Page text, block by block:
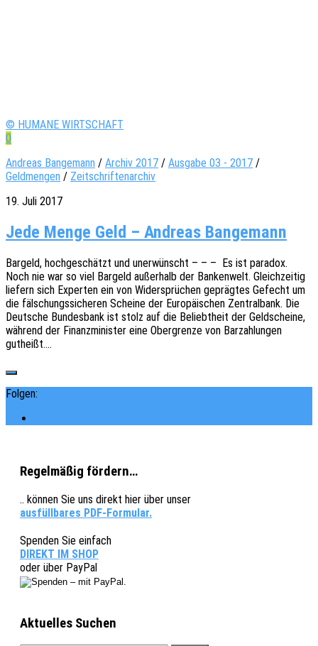
© HUMANE WIRTSCHAFT
0
Andreas Bangemann / Archiv 2017 / Ausgabe 03 - 2017 /
Geldmengen / Zeitschriftenarchiv
19. Juli 2017
Jede Menge Geld – Andreas Bangemann
Bargeld, hoch­ge­schätzt und uner­wünscht – – – Es ist para­dox.
Noch nie war so viel Bargeld außer­halb der Banken­welt. Gleich­zei­tig
liefern sich Exper­ten ein von Wider­sprü­chen gepräg­tes Gefecht um
die fälschungs­si­che­ren Schei­ne der Euro­päi­schen Zentral­bank. Die
Deut­sche Bundes­bank ist stolz auf die Beliebt­heit der Geld­schei­ne,
während der Finanz­mi­nis­ter eine Ober­gren­ze von Barzah­lun­gen
gutheißt.…
Folgen:
Regelmäßig fördern…
.. können Sie uns direkt hier über unser
ausfüllbares PDF-Formular.
Spenden Sie einfach
DIREKT IM SHOP
oder über PayPal
Aktuelles Suchen